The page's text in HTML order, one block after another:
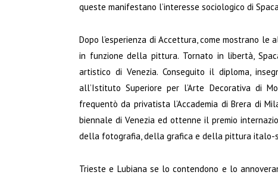
queste manifestano l’interesse sociologico di
Dopo l’esperienza di Accettura, come mostrano
in funzione della pittura. Tornato in libertà,
artistico di Venezia. Conseguito il diploma,
all’Istituto Superiore per l’Arte Decorativa di
frequentò da privatista l’Accademia di Brera di
biennale di Venezia ed ottenne il premio
della fotografia, della grafica e della pittura italo-
Trieste e Lubiana se lo contendono e lo